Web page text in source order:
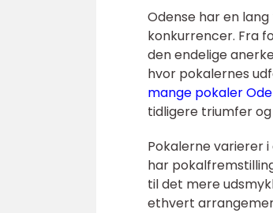
Odense har en
konkurrencer. Fra
den endelige
hvor pokalernes
mange pokaler
tidligere triumfer
Pokalerne varierer
har
til det mere
ethvert